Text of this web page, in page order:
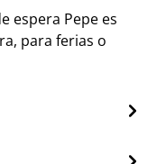
espera Pepe es
para ferias o